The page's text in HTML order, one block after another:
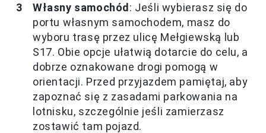
Własny samochód: Jeśli wybierasz się do
portu własnym samochodem, masz do
wyboru trasę przez ulicę Mełgiewską lub
S17. Obie opcje ułatwią dotarcie do celu, a
dobrze oznakowane drogi pomogą w
orientacji. Przed przyjazdem pamiętaj, aby
zapoznać się z zasadami parkowania na
lotnisku, szczególnie jeśli zamierzasz
zostawić tam pojazd.